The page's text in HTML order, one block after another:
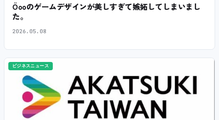
Öooのゲームデザインが美しすぎて嫉妬してしまいまし
た。
2026.05.08
ビジネスニュース